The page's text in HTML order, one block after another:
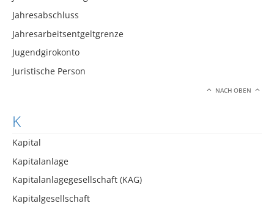
Jahresabschluss
Jahresarbeitsentgeltgrenze
Jugendgirokonto
Juristische Person
NACH OBEN
K
Kapital
Kapitalanlage
Kapitalanlagegesellschaft (KAG)
Kapitalgesellschaft